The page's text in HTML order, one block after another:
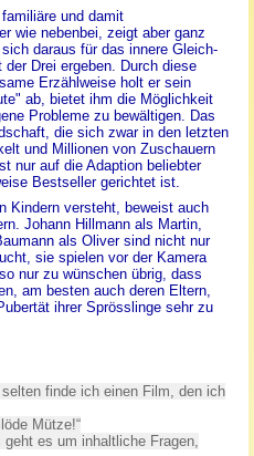
und damit
wie nebenbei, zeigt aber ganz
daraus für das innere Gleich-
Drei ergeben. Durch diese
Erzählweise holt er sein
ab, bietet ihm die Möglichkeit
Probleme zu bewältigen. Das
die sich zwar in den letzten
und Millionen von Zuschauern
nur auf die Adaption beliebter
Bestseller gerichtet ist.
Kindern versteht, beweist auch
Johann Hillmann als Martin,
als Oliver sind nicht nur
sie spielen vor der Kamera
nur zu wünschen übrig, dass
am besten auch deren Eltern,
ihrer Sprösslinge sehr zu
finde ich einen Film, den ich
Mütze!“
es um inhaltliche Fragen,